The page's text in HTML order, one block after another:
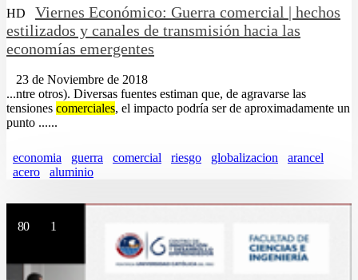
HD
Viernes Económico: Guerra comercial | hechos
estilizados y canales de transmisión hacia las
economías emergentes
23 de Noviembre de 2018
...ntre otros). Diversas fuentes estiman que, de agravarse las
tensiones comerciales, el impacto podría ser de aproximadamente un
punto ......
economia guerra comercial riesgo globalizacion
arancel
acero
aluminio
80 1